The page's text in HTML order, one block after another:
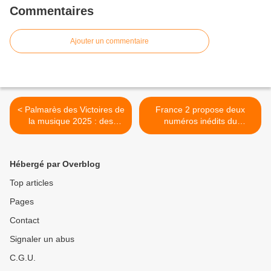
Commentaires
Ajouter un commentaire
< Palmarès des Victoires de
la musique 2025 : des
trophées pour Pierre
France 2 propose deux
numéros inédits du
magazine Au bout de
Hébergé par Overblog
Top articles
Pages
Contact
Signaler un abus
C.G.U.